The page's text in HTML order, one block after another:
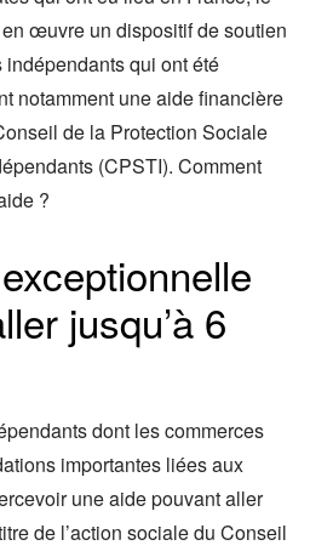
œuvre un dispositif de soutien
qui ont été
notamment une aide financière
de la Protection Sociale
(CPSTI). Comment
?
jusqu’à 6
dont les commerces
importantes liées aux
une aide pouvant aller
de l’action sociale du Conseil